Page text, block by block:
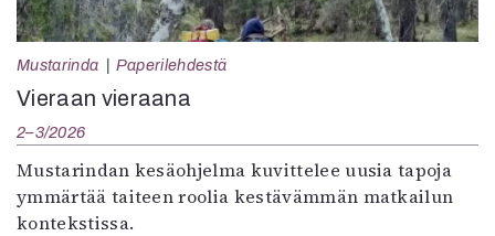
Mustarinda Paperilehdestä
Vieraan vieraana
2–3/2026
Mustarindan kesäohjelma kuvittelee uusia tapoja
ymmärtää taiteen roolia kestävämmän matkailun
kontekstissa.